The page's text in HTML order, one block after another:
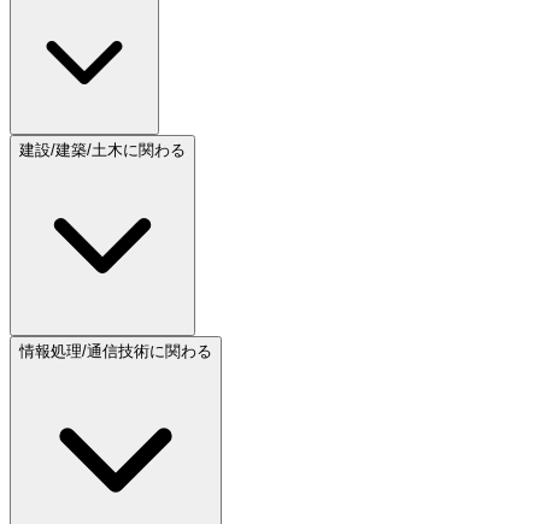
建設/建築/土木に関わる
情報処理/通信技術に関わる